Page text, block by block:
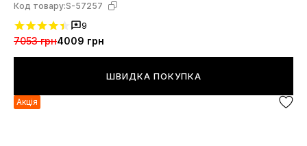
Код товару:S-57257
9
7053 грн4009 грн
ШВИДКА ПОКУПКА
Акція